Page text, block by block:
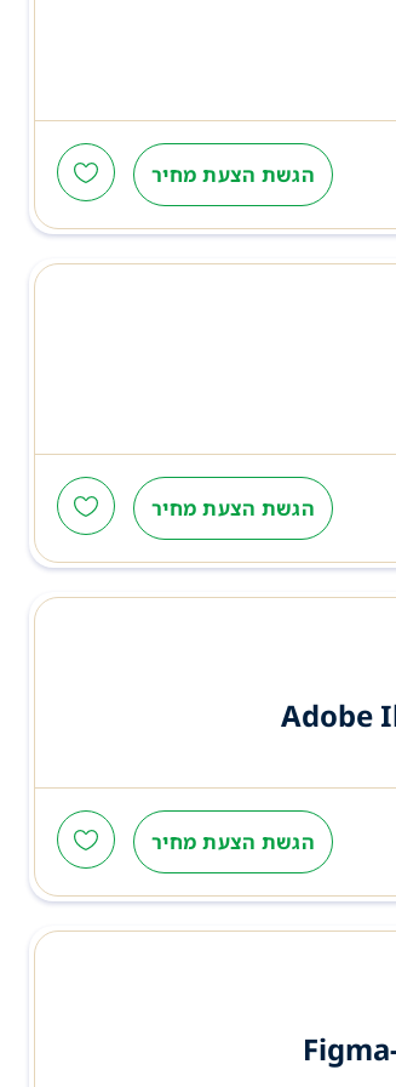
הגשת הצעת מחיר
הגשת הצעת מחיר
הגשת הצעת מחיר